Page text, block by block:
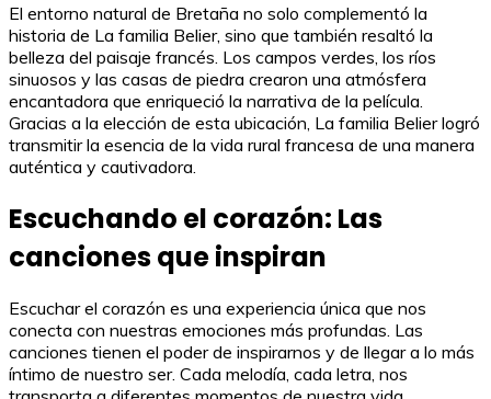
El entorno natural de Bretaña no solo complementó la
historia de La familia Belier, sino que también resaltó la
belleza del paisaje francés. Los campos verdes, los ríos
sinuosos y las casas de piedra crearon una atmósfera
encantadora que enriqueció la narrativa de la película.
Gracias a la elección de esta ubicación, La familia Belier logró
transmitir la esencia de la vida rural francesa de una manera
auténtica y cautivadora.
Escuchando el corazón: Las
canciones que inspiran
Escuchar el corazón es una experiencia única que nos
conecta con nuestras emociones más profundas. Las
canciones tienen el poder de inspirarnos y de llegar a lo más
íntimo de nuestro ser. Cada melodía, cada letra, nos